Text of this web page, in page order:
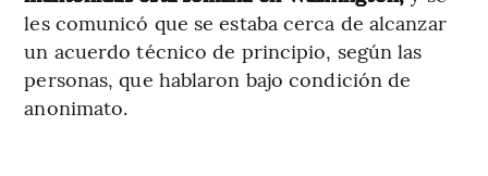
les comunicó que se estaba cerca de alcanzar
un acuerdo técnico de principio, según las
personas, que hablaron bajo condición de
anonimato.